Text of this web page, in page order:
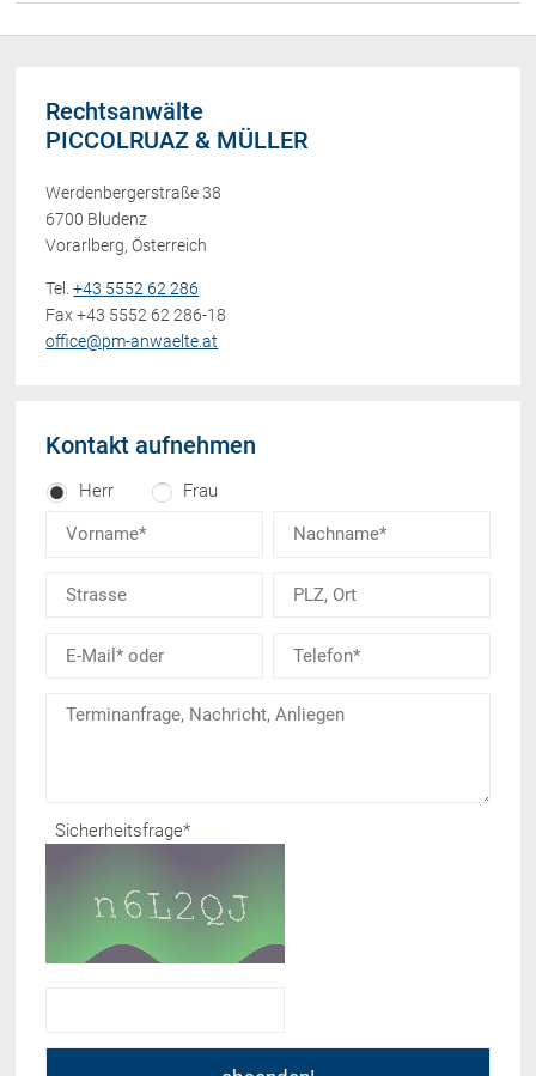
Rechtsanwälte
PICCOLRUAZ & MÜLLER
Werdenbergerstraße 38
6700 Bludenz
Vorarlberg, Österreich
Tel.+43 5552 62 286
Fax +43 5552 62 286-18
office@pm-anwaelte.at
Kontakt aufnehmen
Herr Frau
Sicherheitsfrage*